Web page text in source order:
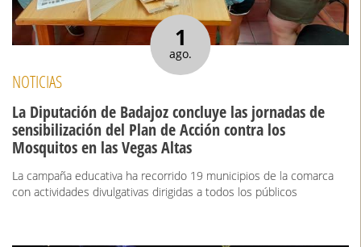
1
ago.
NOTICIAS
La Diputación de Badajoz concluye las jornadas de
sensibilización del Plan de Acción contra los
Mosquitos en las Vegas Altas
La campaña educativa ha recorrido 19 municipios de la comarca
con actividades divulgativas dirigidas a todos los públicos